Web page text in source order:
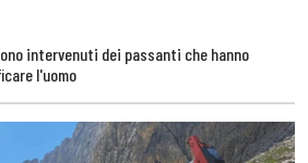
intervenuti dei passanti che hanno
l'uomo